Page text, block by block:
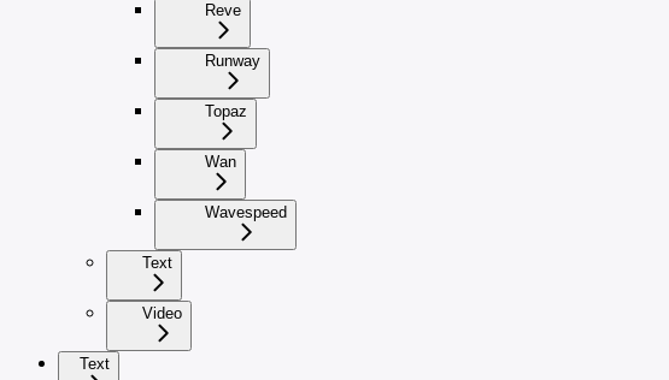
Reve
Runway
Topaz
Wan
Wavespeed
Text
Video
Text